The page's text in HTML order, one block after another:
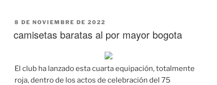
PUBLICADO
8 DE NOVIEMBRE DE 2022
camisetas baratas al por mayor bogota
El club ha lanzado esta cuarta equipación, totalmente
roja, dentro de los actos de celebración del 75